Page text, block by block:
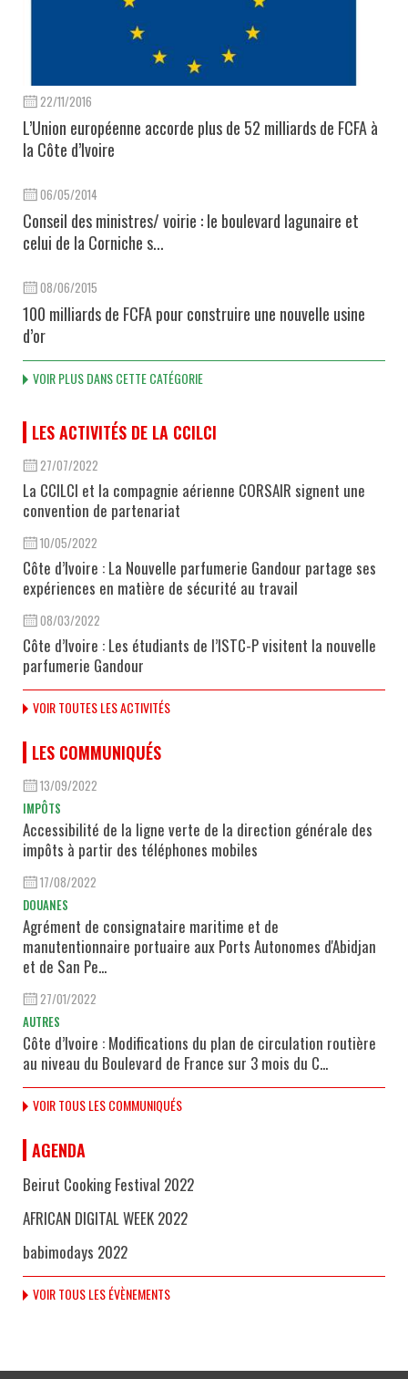
22/11/2016
L’Union européenne accorde plus de 52 milliards de FCFA à
la Côte d’Ivoire
06/05/2014
Conseil des ministres/ voirie : le boulevard lagunaire et
celui de la Corniche s...
08/06/2015
100 milliards de FCFA pour construire une nouvelle usine
d’or
VOIR PLUS DANS CETTE CATÉGORIE
LES ACTIVITÉS DE LA CCILCI
27/07/2022
La CCILCI et la compagnie aérienne CORSAIR signent une
convention de partenariat
10/05/2022
Côte d’Ivoire : La Nouvelle parfumerie Gandour partage ses
expériences en matière de sécurité au travail
08/03/2022
Côte d’Ivoire : Les étudiants de l’ISTC-P visitent la nouvelle
parfumerie Gandour
VOIR TOUTES LES ACTIVITÉS
LES COMMUNIQUÉS
13/09/2022
IMPÔTS
Accessibilité de la ligne verte de la direction générale des
impôts à partir des téléphones mobiles
17/08/2022
DOUANES
Agrément de consignataire maritime et de
manutentionnaire portuaire aux Ports Autonomes d'Abidjan
et de San Pe...
27/01/2022
AUTRES
Côte d’Ivoire : Modifications du plan de circulation routière
au niveau du Boulevard de France sur 3 mois du C...
VOIR TOUS LES COMMUNIQUÉS
AGENDA
Beirut Cooking Festival 2022
AFRICAN DIGITAL WEEK 2022
babimodays 2022
VOIR TOUS LES ÉVÈNEMENTS